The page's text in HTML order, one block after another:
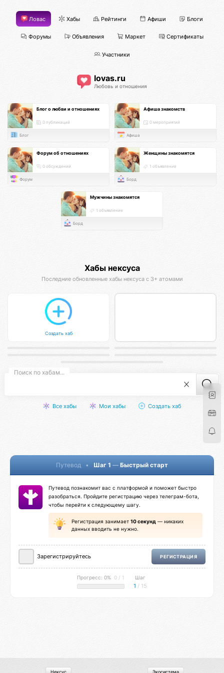
Ловас Хабы Рейтинги Афиши Блоги
Форумы Объявления Маркет Сертификаты
Участники
lovas.ru
Любовь и отношения
Блог о любви и отношениях
0 публикаций
Блог
Афиша знакомств
0 мероприятий
Афиша
Форум об отношениях
0 обсуждений
Форум
Женщины знакомятся
1 объявление
Борд
Мужчины знакомятся
1 объявление
Борд
Хабы нексуса
Последние обновленные хабы нексуса с 3+ атомами
Создать хаб
Псиона
Расшифровка Акаши
Кодинг-студия Магнатор
Поиск по хабам...
Все хабы Мои хабы Создать хаб
Путевод • Шаг 1 — Быстрый старт
Путевод познакомит вас с платформой и поможет быстро
разобраться. Пройдите регистрацию через телеграм-бота,
чтобы перейти к следующему шагу.
Регистрация занимает 10 секунд — никаких
данных вводить не нужно.
Зарегистрируйтесь РЕГИСТРАЦИЯ
Прогресс: 0% 0 / 1 Шаг
1 / 15
Нексус Экосистема